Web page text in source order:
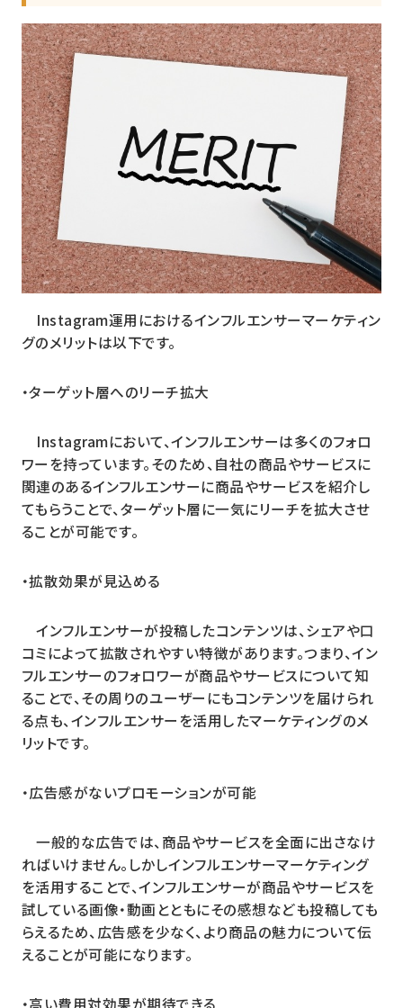
Instagram運用におけるインフルエンサーマーケティン
グのメリットは以下です。
・ターゲット層へのリーチ拡大
Instagramにおいて、インフルエンサーは多くのフォロ
ワーを持っています。そのため、自社の商品やサービスに
関連のあるインフルエンサーに商品やサービスを紹介し
てもらうことで、ターゲット層に一気にリーチを拡大させ
ることが可能です。
・拡散効果が見込める
インフルエンサーが投稿したコンテンツは、シェアや口
コミによって拡散されやすい特徴があります。つまり、イン
フルエンサーのフォロワーが商品やサービスについて知
ることで、その周りのユーザーにもコンテンツを届けられ
る点も、インフルエンサーを活用したマーケティングのメ
リットです。
・広告感がないプロモーションが可能
一般的な広告では、商品やサービスを全面に出さなけ
ればいけません。しかしインフルエンサーマーケティング
を活用することで、インフルエンサーが商品やサービスを
試している画像・動画とともにその感想なども投稿しても
らえるため、広告感を少なく、より商品の魅力について伝
えることが可能になります。